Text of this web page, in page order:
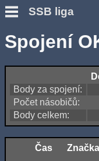
SSB liga
Spojení
Body za spojení:
Počet násobičů:
Body celkem:
Čas Značka